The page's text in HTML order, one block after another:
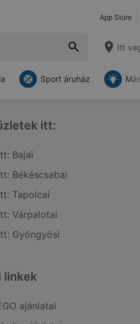
App Store
Itt
Sport áruház
itt:
Bajai
Békéscsabai
Tapolcai
Várpalotai
Gyöngyösi
linkek
ajánlatai